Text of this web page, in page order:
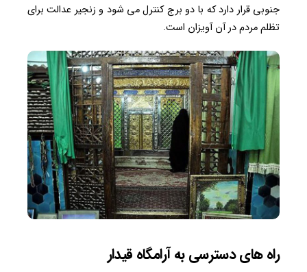
جنوبی قرار دارد که با دو برج کنترل می شود و زنجیر عدالت برای
تظلم مردم در آن آویزان است.
راه های دسترسی به آرامگاه قیدار